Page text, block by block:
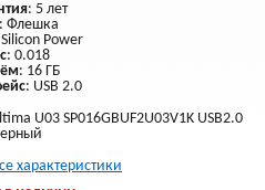
: 5 лет
Флешка
Power
: 0.018
: 16 ГБ
: USB 2.0
U03 SP016GBUF2U03V1K USB2.0
характеристики